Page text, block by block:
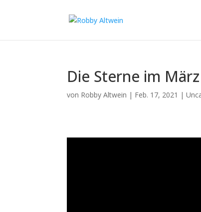
Die Sterne im
von Robby Altwein | Feb. 17, 2021 |